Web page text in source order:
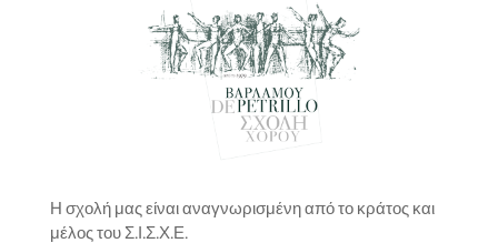
Η σχολή μας είναι αναγνωρισμένη από το κράτος και
μέλος του Σ.Ι.Σ.Χ.Ε.